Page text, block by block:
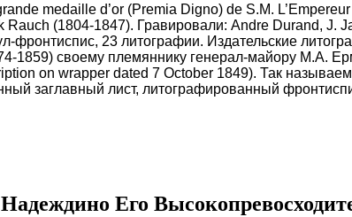
medaille d’or (Premia Digno) de S.M.
Rauch (1804-1847). Гравировали: Andre Durand, J.
фронтиспис, 23 литографии. Издательские
1859) своему племяннику генерал-майору М.А.
on wrapper dated 7 October 1849). Так
заглавный лист, литографированный
Его